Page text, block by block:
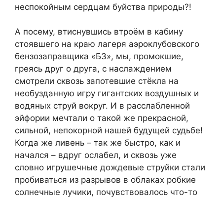
неспокойным сердцам буйства природы?!
А посему, втиснувшись втроём в кабину
стоявшего на краю лагеря аэроклубовского
бензозаправщика «БЗ», мы, промокшие,
греясь друг о друга, с наслаждением
смотрели сквозь запотевшие стёкла на
необузданную игру гигантских воздушных и
водяных струй вокруг. И в расслабленной
эйфории мечтали о такой же прекрасной,
сильной, непокорной нашей будущей судьбе!
Когда же ливень – так же быстро, как и
начался – вдруг ослабел, и сквозь уже
словно игрушечные дождевые струйки стали
пробиваться из разрывов в облаках робкие
солнечные лучики, почувствовалось что-то